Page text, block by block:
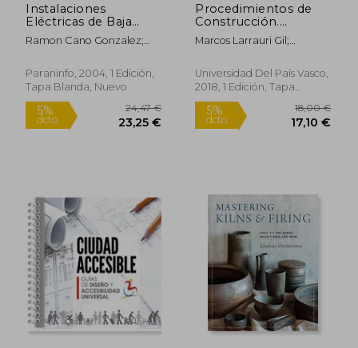
dcto. 26,56 € dcto. 58,09
Instalaciones
Eléctricas de Baja
Tensión
Ramon Cano Gonzalez;
Paraninfo, 2004, 1 Edición,
Tapa Blanda, Nuevo
Procedimientos de
Construcción.
Problemas Resueltos
(Manuales
Unibertsitateko
Eskuliburuak)
Marcos Larrauri Gil;
Eduardo Roji Chandro;
Jesús Cuadrado Rojo
Universidad Del País Vasco,
2018, 1 Edición, Tapa
Blanda, Nuevo
Rápido